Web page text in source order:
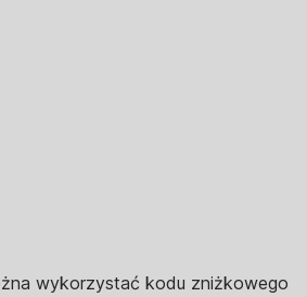
wykorzystać kodu zniżkowego